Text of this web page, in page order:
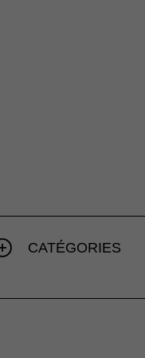
CATÉGORIES